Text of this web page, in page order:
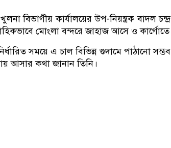
বিভাগীয় কার্যালয়ের উপ-নিয়ন্ত্রক বাদল চন্দ্র
মোংলা বন্দরে জাহাজ আসে ও কার্গোতে
সময়ে এ চাল বিভিন্ন গুদামে পাঠানো সম্ভব
আসার কথা জানান তিনি।